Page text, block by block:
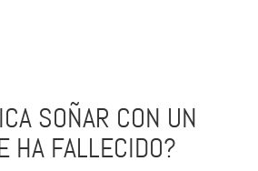
SOÑAR CON UN
HA FALLECIDO?